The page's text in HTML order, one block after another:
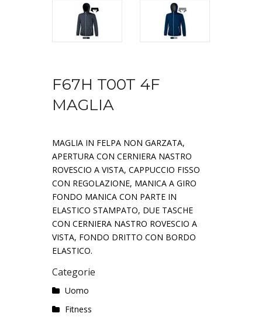
F67H T00T 4F
MAGLIA
MAGLIA IN FELPA NON GARZATA,
APERTURA CON CERNIERA NASTRO
ROVESCIO A VISTA, CAPPUCCIO FISSO
CON REGOLAZIONE, MANICA A GIRO
FONDO MANICA CON PARTE IN
ELASTICO STAMPATO, DUE TASCHE
CON CERNIERA NASTRO ROVESCIO A
VISTA, FONDO DRITTO CON BORDO
ELASTICO.
Categorie
Uomo
Fitness